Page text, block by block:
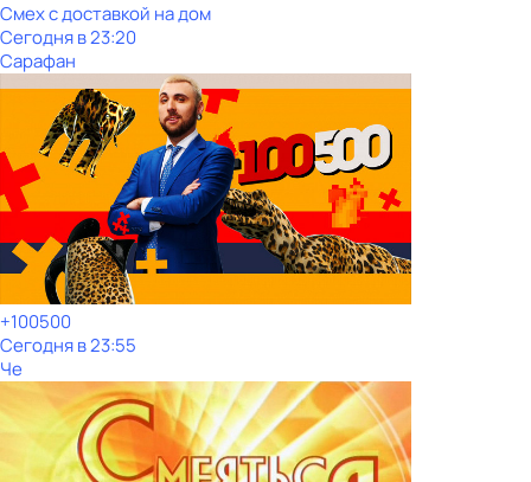
Смех с доставкой на дом
Сегодня в 23:20
Сарафан
+100500
Сегодня в 23:55
Че